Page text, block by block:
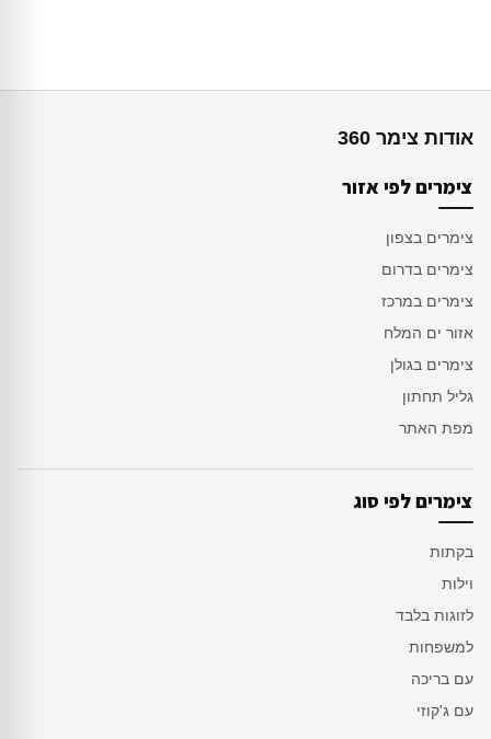
אודות צימר 360
צימרים לפי אזור
צימרים בצפון
צימרים בדרום
צימרים במרכז
אזור ים המלח
צימרים בגולן
גליל תחתון
מפת האתר
צימרים לפי סוג
בקתות
וילות
לזוגות בלבד
למשפחות
עם בריכה
עם ג'קוזי